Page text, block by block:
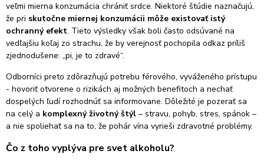
veľmi mierna konzumácia chrániť srdce. Niektoré štúdie naznačujú,
že pri skutočne miernej konzumácii môže existovať istý
ochranný efekt. Tieto výsledky však boli často odsúvané na
vedľajšiu koľaj zo strachu, že by verejnosť pochopila odkaz príliš
zjednodušene: „pi, je to zdravé“.
Odborníci preto zdôrazňujú potrebu férového, vyváženého prístupu
- hovoriť otvorene o rizikách aj možných benefitoch a nechať
dospelých ľudí rozhodnúť sa informovane. Dôležité je pozerať sa
na celý a komplexný životný štýl – stravu, pohyb, stres, spánok –
a nie spoliehať sa na to, že pohár vína vyrieši zdravotné problémy.
Čo z toho vyplýva pre svet alkoholu?